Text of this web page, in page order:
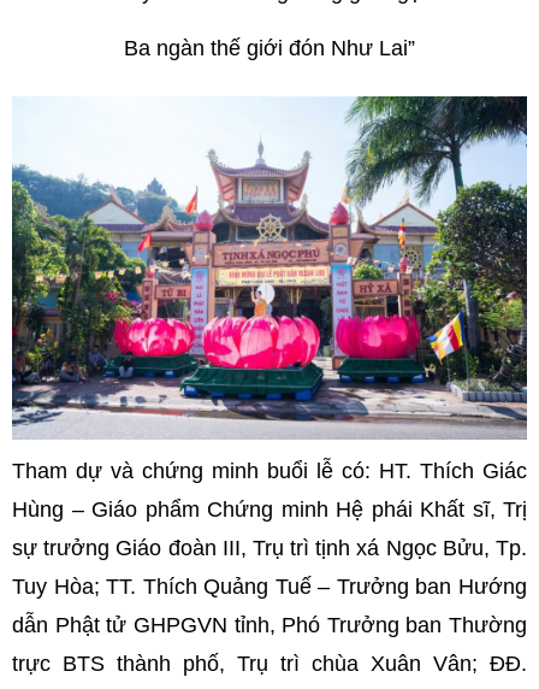
Ba ngàn thế giới đón Như Lai”
Tham dự và chứng minh buổi lễ có: HT. Thích Giác
Hùng – Giáo phẩm Chứng minh Hệ phái Khất sĩ, Trị
sự trưởng Giáo đoàn III, Trụ trì tịnh xá Ngọc Bửu, Tp.
Tuy Hòa; TT. Thích Quảng Tuế – Trưởng ban Hướng
dẫn Phật tử GHPGVN tỉnh, Phó Trưởng ban Thường
trực BTS thành phố, Trụ trì chùa Xuân Vân; ĐĐ.